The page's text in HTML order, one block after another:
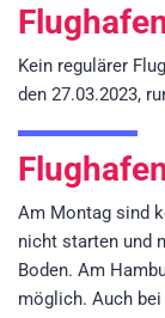
Kein regulärer
den 27.03.2023,
Am Montag sind
nicht starten und
Boden. Am
möglich. Auch